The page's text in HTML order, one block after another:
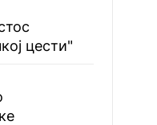
цести"